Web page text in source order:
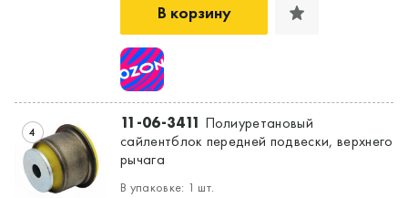
В корзину
4 11-06-3411 Полиуретановый
сайлентблок передней подвески, верхнего
рычага
В упаковке: 1 шт.